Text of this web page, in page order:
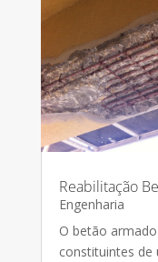
Reabilitação
Engenharia
O betão
constituintes de